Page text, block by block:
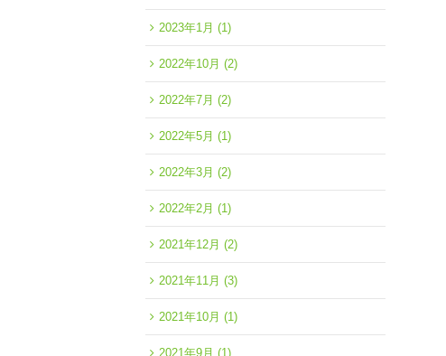
2023年1月 (1)
2022年10月 (2)
2022年7月 (2)
2022年5月 (1)
2022年3月 (2)
2022年2月 (1)
2021年12月 (2)
2021年11月 (3)
2021年10月 (1)
2021年9月 (1)